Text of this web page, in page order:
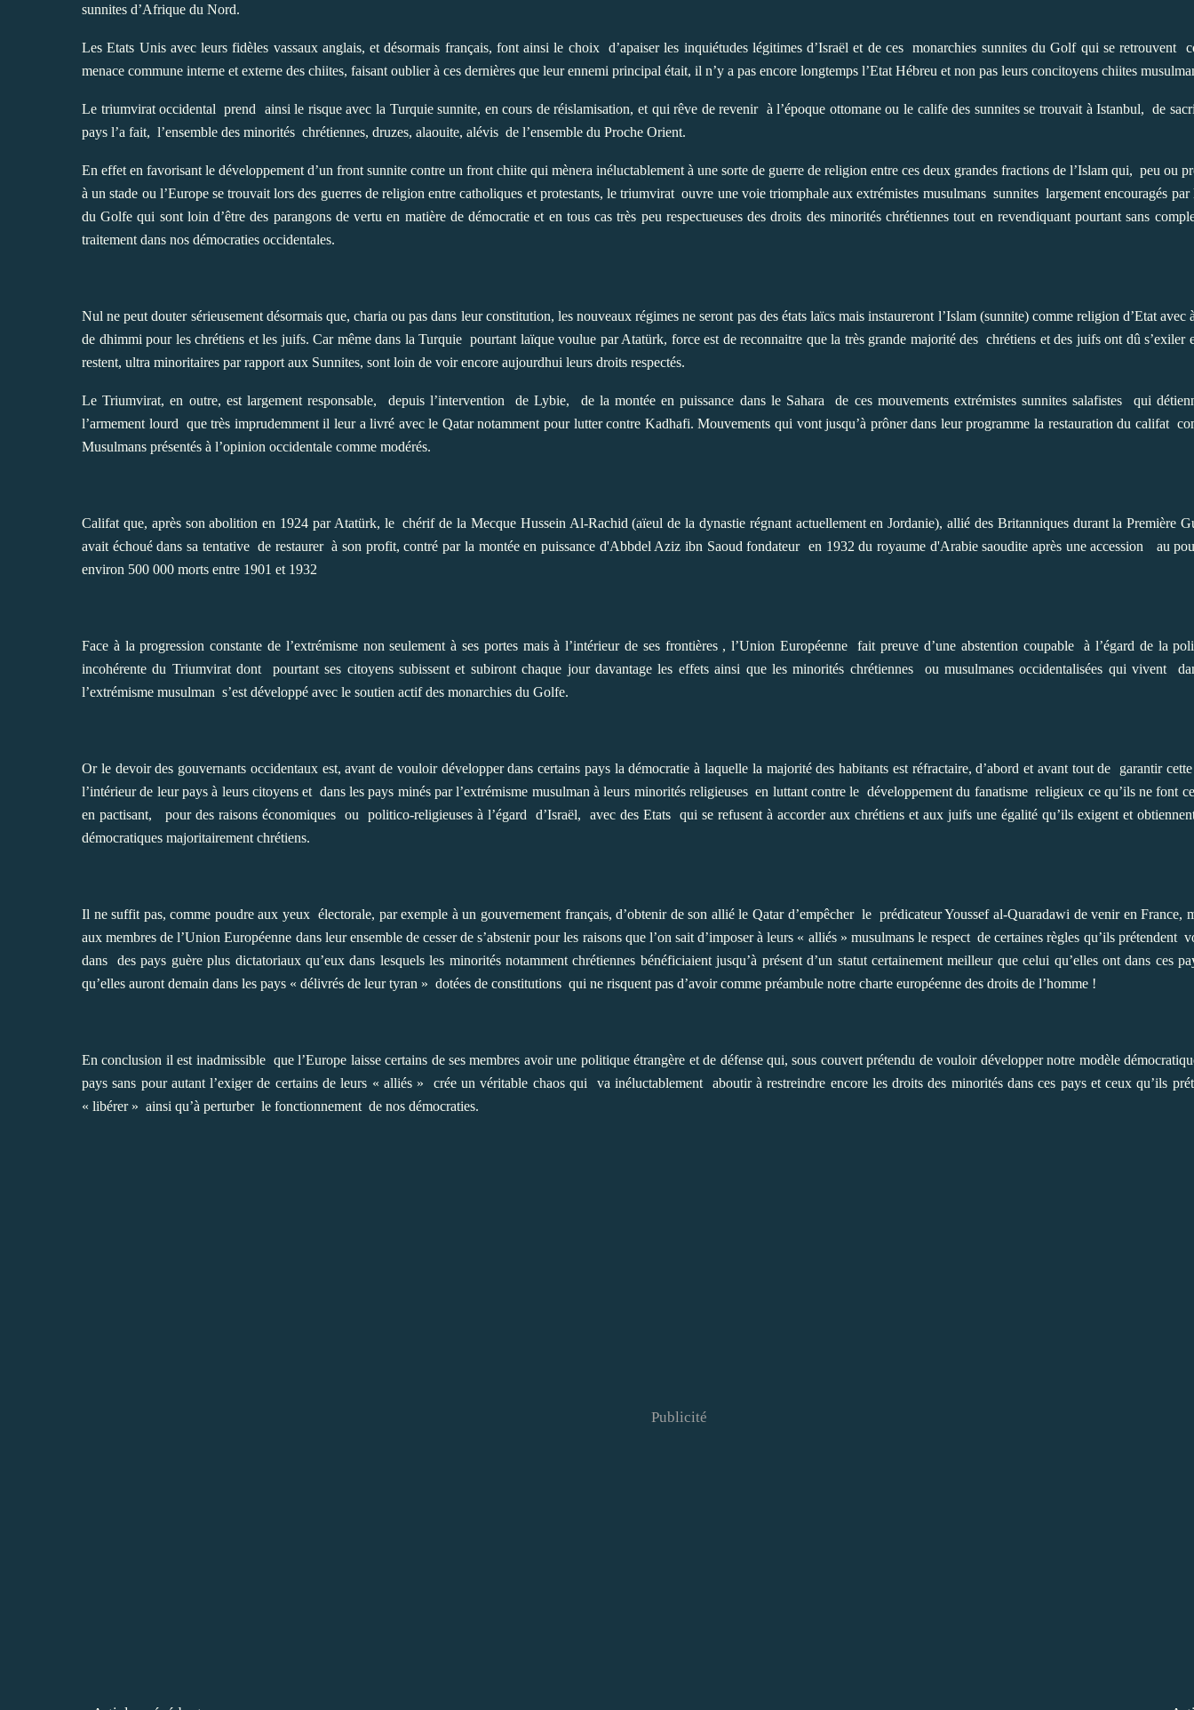
sunnites d’Afrique du Nord.
Les Etats Unis avec leurs fidèles vassaux anglais, et désormais français, font ainsi le choix d’apaiser les inquiétudes légitimes d’Israël et de ces monarchies sunnites du Golf qui se retrouvent
menace commune interne et externe des chiites, faisant oublier à ces dernières que leur ennemi principal était, il n’y a pas encore longtemps l’Etat Hébreu et non pas leurs concitoyens chiites
Le triumvirat occidental prend ainsi le risque avec la Turquie sunnite, en cours de réislamisation, et qui rêve de revenir à l’époque ottomane ou le calife des sunnites se trouvait à Istanbul, de
pays l’a fait, l’ensemble des minorités chrétiennes, druzes, alaouite, alévis de l’ensemble du Proche Orient.
En effet en favorisant le développement d’un front sunnite contre un front chiite qui mènera inéluctablement à une sorte de guerre de religion entre ces deux grandes fractions de l’Islam qui, peu ou
à un stade ou l’Europe se trouvait lors des guerres de religion entre catholiques et protestants, le triumvirat ouvre une voie triomphale aux extrémistes musulmans sunnites largement encouragés par
du Golfe qui sont loin d’être des parangons de vertu en matière de démocratie et en tous cas très peu respectueuses des droits des minorités chrétiennes tout en revendiquant pourtant sans
traitement dans nos démocraties occidentales.
Nul ne peut douter sérieusement désormais que, charia ou pas dans leur constitution, les nouveaux régimes ne seront pas des états laïcs mais instaureront l’Islam (sunnite) comme religion d’Etat avec
de dhimmi pour les chrétiens et les juifs. Car même dans la Turquie pourtant laïque voulue par Atatürk, force est de reconnaitre que la très grande majorité des chrétiens et des juifs ont dû s’exiler
restent, ultra minoritaires par rapport aux Sunnites, sont loin de voir encore aujourdhui leurs droits respectés.
Le Triumvirat, en outre, est largement responsable, depuis l’intervention de Lybie, de la montée en puissance dans le Sahara
de ces mouvements extrémistes sunnites salafistes qui
l’armement lourd que très imprudemment il leur a livré avec le Qatar notamment pour lutter contre Kadhafi. Mouvements qui vont jusqu’à prôner dans leur programme la restauration du califat
Musulmans présentés à l’opinion occidentale comme modérés.
Califat que, après son abolition en 1924 par Atatürk, le chérif de la Mecque Hussein Al-Rachid (aïeul de la dynastie régnant actuellement en Jordanie), allié des Britanniques durant la Première
avait échoué dans sa tentative de restaurer à son profit, contré par la montée en puissance d'Abbdel Aziz ibn Saoud fondateur en 1932 du royaume d'Arabie saoudite après une accession
au
environ 500 000 morts entre 1901 et 1932
Face à la progression constante de l’extrémisme non seulement à ses portes mais à l’intérieur de ses frontières , l’Union Européenne fait preuve d’une abstention coupable
à l’égard de la
incohérente du Triumvirat dont
pourtant ses citoyens subissent et subiront chaque jour davantage les effets ainsi que les minorités chrétiennes ou musulmanes occidentalisées qui vivent
l’extrémisme musulman s’est développé avec le soutien actif des monarchies du Golfe.
Or le devoir des gouvernants occidentaux est, avant de vouloir développer dans certains pays la démocratie à laquelle la majorité des habitants est réfractaire, d’abord et avant tout de
garantir
l’intérieur de leur pays à leurs citoyens et dans les pays minés par l’extrémisme musulman à leurs minorités religieuses en luttant contre le développement du fanatisme religieux ce qu’ils ne font
en pactisant,
pour des raisons économiques ou politico-religieuses à l’égard d’Israël, avec des Etats qui se refusent à accorder aux chrétiens et aux juifs une égalité qu’ils exigent et
démocratiques majoritairement chrétiens.
Il ne suffit pas, comme poudre aux yeux électorale, par exemple à un gouvernement français, d’obtenir de son allié le Qatar d’empêcher le prédicateur Youssef al-Quaradawi de venir en France,
aux membres de l’Union Européenne dans leur ensemble de cesser de s’abstenir pour les raisons que l’on sait d’imposer à leurs « alliés » musulmans le respect de certaines règles qu’ils prétendent
dans
des pays guère plus dictatoriaux qu’eux dans lesquels les minorités notamment chrétiennes bénéficiaient jusqu’à présent d’un statut certainement meilleur que celui qu’elles ont dans ces
qu’elles auront demain dans les pays « délivrés de leur tyran » dotées de constitutions qui ne risquent pas d’avoir comme préambule notre charte européenne des droits de l’homme !
En conclusion il est inadmissible que l’Europe laisse certains de ses membres avoir une politique étrangère et de défense qui, sous couvert prétendu de vouloir développer notre modèle
pays sans pour autant l’exiger de certains de leurs « alliés »
crée un véritable chaos qui va inéluctablement
aboutir à restreindre encore les droits des minorités dans ces pays et ceux qu’ils
« libérer » ainsi qu’à perturber le fonctionnement de nos démocraties.
Publicité